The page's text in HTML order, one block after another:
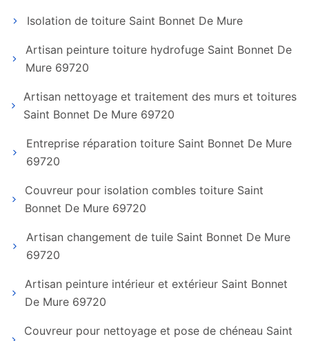
Isolation de toiture Saint Bonnet De Mure
Artisan peinture toiture hydrofuge Saint Bonnet De
Mure 69720
Artisan nettoyage et traitement des murs et toitures
Saint Bonnet De Mure 69720
Entreprise réparation toiture Saint Bonnet De Mure
69720
Couvreur pour isolation combles toiture Saint
Bonnet De Mure 69720
Artisan changement de tuile Saint Bonnet De Mure
69720
Artisan peinture intérieur et extérieur Saint Bonnet
De Mure 69720
Couvreur pour nettoyage et pose de chéneau Saint